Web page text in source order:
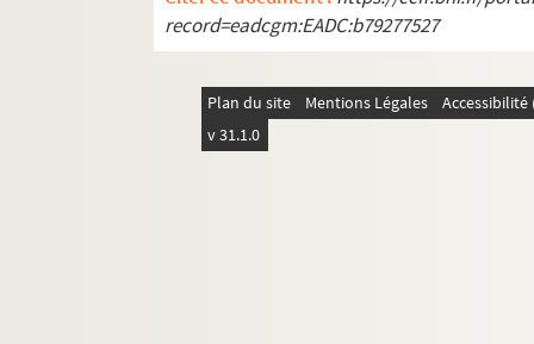
record=eadcgm:EADC:b79277527
Plan du site Mentions Légales
v 31.1.0